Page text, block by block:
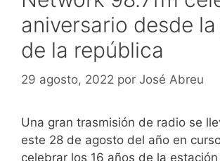
aniversario desde
de la república
29 agosto, 2022 por José Abreu
Una gran trasmisión de radio se
este 28 de agosto del año en
celebrar los 16 años de la